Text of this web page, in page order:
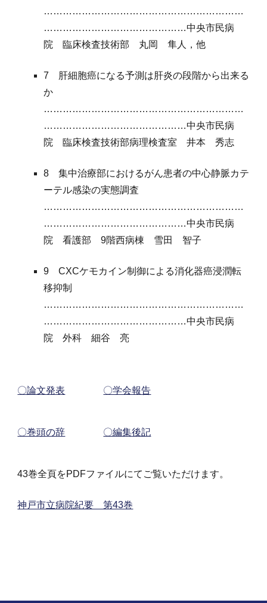
………………………………………………………
………………………………………中央市民病
院 臨床検査技術部 丸岡 隼人 ，他
7 肝細胞癌になる予測は肝炎の段階から出来る
か
………………………………………………………
………………………………………中央市民病
院 臨床検査技術部病理検査室井本 秀志
8 集中治療部におけるがん患者の中心静脈カテ
ーテル感染の実態調査
………………………………………………………
………………………………………中央市民病
院看護部 9階西病棟 雪田 智子
9 CXCケモカイン制御による消化器癌浸潤転
移抑制
………………………………………………………
………………………………………中央市民病
院外科 細谷 亮
〇論文発表 〇学会報告
〇巻頭の辞 〇編集後記
43巻全頁をPDFファイルにてご覧いただけます。
神戸市立病院紀要 第43巻